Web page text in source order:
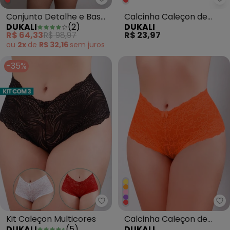
Dukali - Conjunto Detalhe e
Conjunto Detalhe e Base
de Renda Vermelho
DUKALI (2)
R$ 64,33R$ 98,97
ou 2x de R$ 32,16 sem juros
Calcinha Caleçon de
Renda Roxo
DUKALI
R$ 23,97
-35%
Dukali - Kit Caleçon Multicores
Kit Caleçon Multicores
Calcinha Caleçon de